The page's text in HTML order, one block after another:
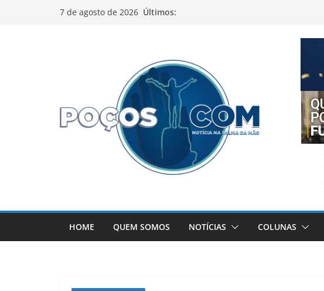
7 de agosto de 2026 Últimos:
HOME QUEM SOMOS NOTÍCIAS COLUNAS